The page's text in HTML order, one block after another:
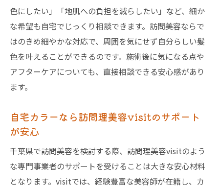
色にしたい」「地肌への負担を減らしたい」など、細か
な希望も自宅でじっくり相談できます。訪問美容ならで
はのきめ細やかな対応で、周囲を気にせず自分らしい髪
色を叶えることができるのです。施術後に気になる点や
アフターケアについても、直接相談できる安心感があり
ます。
自宅カラーなら訪問理美容visitのサポート
が安心
千葉県で訪問美容を検討する際、訪問理美容visitのよう
な専門事業者のサポートを受けることは大きな安心材料
となります。visitでは、経験豊富な美容師が在籍し、カ